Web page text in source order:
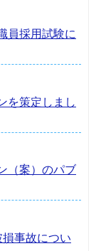
員採用試験に
を策定しまし
（案）のパブ
事故につい